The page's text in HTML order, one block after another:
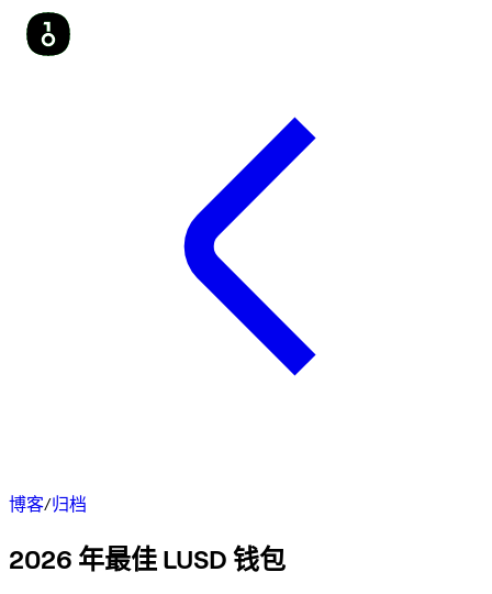
博客/归档
2026 年最佳 LUSD 钱包